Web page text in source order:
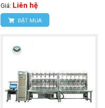
Giá: Liên hệ
ĐẶT MUA